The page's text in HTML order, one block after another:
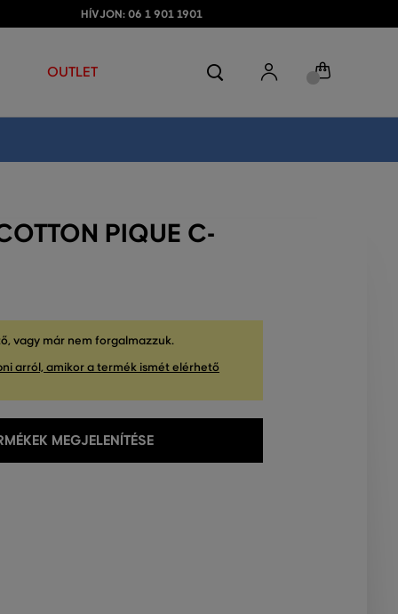
HÍVJON: 06 1 901 1901
OUTLET
PIQUE C-
vagy már nem forgalmazzuk.
arról, amikor a termék ismét elérhető
MEGJELENÍTÉSE